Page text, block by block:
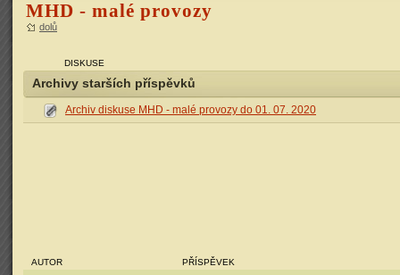
MHD - malé provozy
dolů
DISKUSE
Archivy starších příspěvků
Archiv diskuse MHD - malé provozy do 01. 07. 2020
AUTOR PŘÍSPĚVEK